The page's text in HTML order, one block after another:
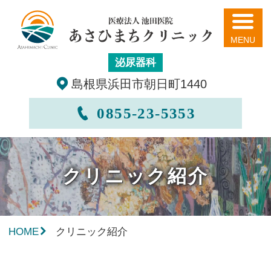
あさひまちクリニック
泌尿器科
島根県浜田市朝日町1440
0855-23-5353
クリニック紹介
HOME クリニック紹介